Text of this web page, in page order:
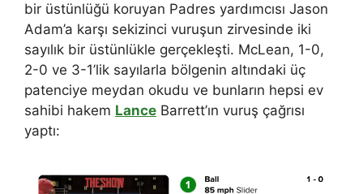
bir üstünlüğü koruyan Padres yardımcısı Jason
Adam’a karşı sekizinci vuruşun zirvesinde iki
sayılık bir üstünlükle gerçekleşti. McLean, 1-0,
2-0 ve 3-1’lik sayılarla bölgenin altındaki üç
patenciye meydan okudu ve bunların hepsi ev
sahibi hakem Lance Barrett’ın vuruş çağrısı
yaptı: